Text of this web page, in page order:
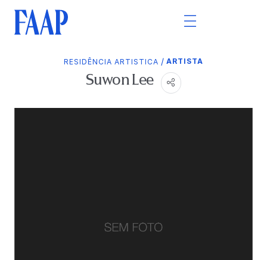
RESIDÊNCIA ARTISTICA / ARTISTA
Suwon Lee